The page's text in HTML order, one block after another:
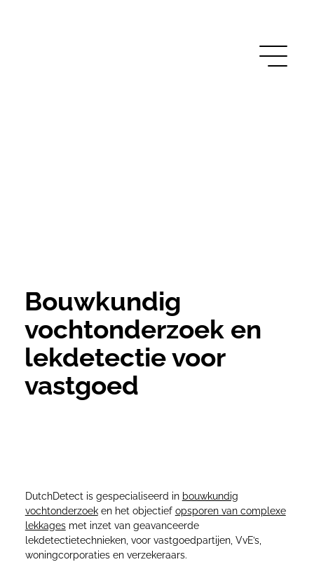
Bouwkundig
vochtonderzoek en
lekdetectie voor
vastgoed
DutchDetect is gespecialiseerd in bouwkundig
vochtonderzoeken het objectief opsporen van complexe
lekkagesmet inzet van geavanceerde
lekdetectietechnieken, voor vastgoedpartijen, VvE’s,
woningcorporaties en verzekeraars.